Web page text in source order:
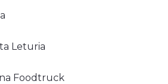
Leturia
Foodtruck